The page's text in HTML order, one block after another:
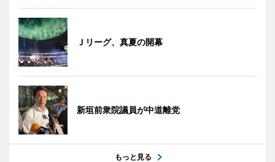
Ｊリーグ、真夏の開幕
新垣前衆院議員が中道離党
もっと見る